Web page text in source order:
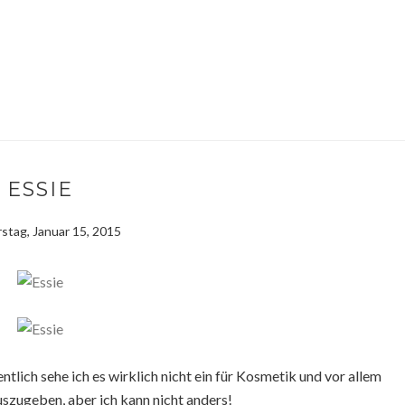
ESSIE
Januar 15, 2015
sehe ich es wirklich nicht ein für Kosmetik und vor allem
aber ich kann nicht anders!